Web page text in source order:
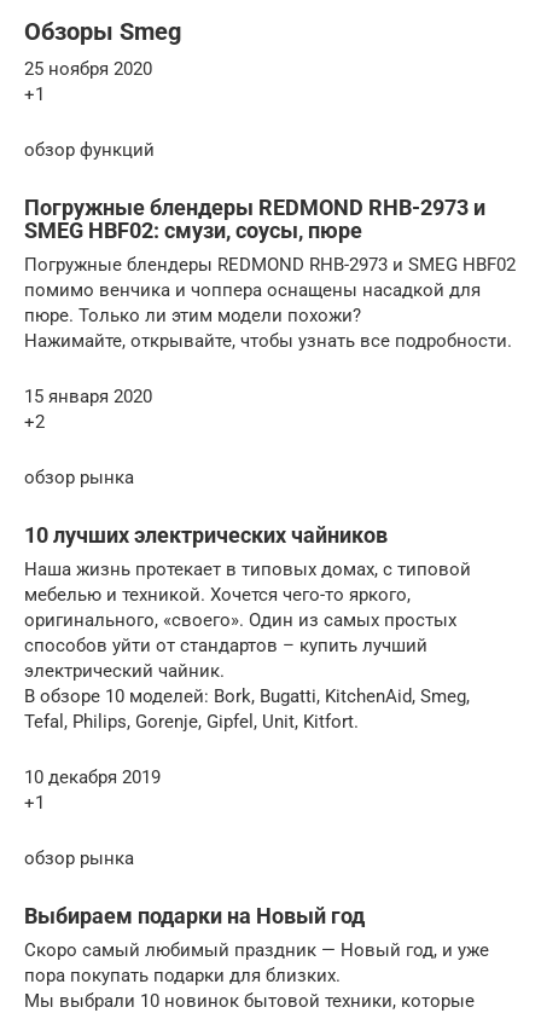
Обзоры Smeg
25 ноября 2020
+1
обзор функций
Погружные блендеры REDMOND RHB-2973 и
SMEG HBF02: смузи, соусы, пюре
Погружные блендеры REDMOND RHB-2973 и SMEG HBF02
помимо венчика и чоппера оснащены насадкой для
пюре. Только ли этим модели похожи?
Нажимайте, открывайте, чтобы узнать все подробности.
15 января 2020
+2
обзор рынка
10 лучших электрических чайников
Наша жизнь протекает в типовых домах, с типовой
мебелью и техникой. Хочется чего-то яркого,
оригинального, «своего». Один из самых простых
способов уйти от стандартов – купить лучший
электрический чайник.
В обзоре 10 моделей: Bork, Bugatti, KitchenAid, Smeg,
Tefal, Philips, Gorenje, Gipfel, Unit, Kitfort.
10 декабря 2019
+1
обзор рынка
Выбираем подарки на Новый год
Скоро самый любимый праздник — Новый год, и уже
пора покупать подарки для близких.
Мы выбрали 10 новинок бытовой техники, которые